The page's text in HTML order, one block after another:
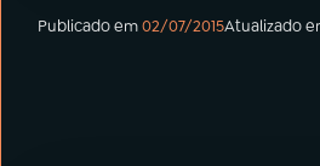
Publicado em02/07/2015Atualizado